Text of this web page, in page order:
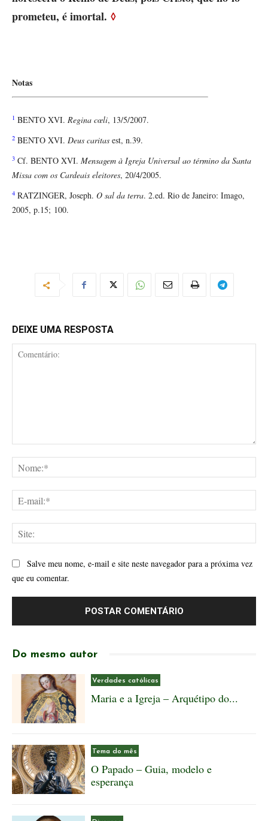
prometeu, é imortal. ◊
Notas
1 BENTO XVI. Regina cœli, 13/5/2007.
2 BENTO XVI. Deus caritas est, n.39.
3 Cf. BENTO XVI. Mensagem à Igreja Universal ao término da Santa
Missa com os Cardeais eleitores, 20/4/2005.
4 RATZINGER, Joseph. O sal da terra. 2.ed. Rio de Janeiro: Imago,
2005, p.15; 100.
DEIXE UMA RESPOSTA
Salve meu nome, e-mail e site neste navegador para a próxima vez
que eu comentar.
Do mesmo autor
Verdades católicas
Maria e a Igreja – Arquétipo do...
Tema do mês
O Papado – Guia, modelo e
esperança